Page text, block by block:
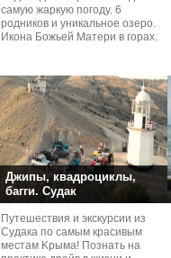
самую жаркую погоду. 6
родников и уникальное озеро.
Икона Божьей Матери в горах.
Джипы, квадроциклы,
багги. Судак
Путешествия и экскурcии из
Судaка по самым красивым
местам Kрыма! Познать на